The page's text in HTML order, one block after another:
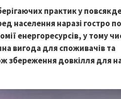
практик у
населення наразі гостро
енергоресурсів, у тому
вигода для споживачів та
збереження довкілля для